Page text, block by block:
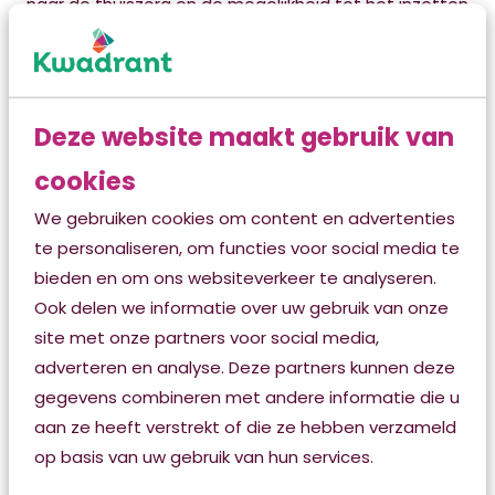
Deze website maakt gebruik van
cookies
We gebruiken cookies om content en advertenties
te personaliseren, om functies voor social media te
bieden en om ons websiteverkeer te analyseren.
Ook delen we informatie over uw gebruik van onze
site met onze partners voor social media,
adverteren en analyse. Deze partners kunnen deze
gegevens combineren met andere informatie die u
aan ze heeft verstrekt of die ze hebben verzameld
op basis van uw gebruik van hun services.
naar de thuiszorg en de mogelijkheid tot het inzetten
van een preventief thuisbezoek. Hierbij gaat het
bijvoorbeeld om patiënten die niet direct reguliere
thuiszorg nodig hebben, maar bij wie wel twijfel
bestaat of iemand alle zorgadviezen zelfstandig kan
uitvoeren. Een wijkverpleegkundige komt dan thuis
om te kijken wat er kan, geeft tips en beoordeelt of
er iets extra’s nodig is. Zo wordt een brug geslagen
tussen de verpleegkundigen van het MCL en de
thuiszorg en kan ook vroegtijdig worden ingegrepen
als het niet goed dreigt te gaan. Deze transmurale
samenwerking voorkomt veel heropnames en
versnelt het uitstroom proces.
Acute respijtzorg
even niet meer gaat? In de huidige situatie ben je